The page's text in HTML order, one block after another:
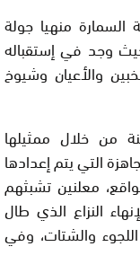
منهيا جولة
وجد في إستقباله
والأعيان وشيوخ
من خلال ممثيلها
التي يتم إعدادها
معلنين تشبثهم
النزاع الذي طال
والشتات، وفي